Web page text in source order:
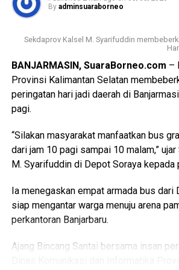
meminta penjelasan secara transparan
Asam Asam terkait kendala yang terjadi
sekaligus kepastian waktu kapan
Menanggapi hal tersebut, Senior
Power UBP Asam Asam, Fajar
terima kasih atas kunjungan
kondisi sistem kelistrikan saat ini. Fajar
bahwa pemadaman terpaksa dilakukan
kelistrikan sedang mengalami defisit
terduga pada salah satu unit
dengan jadwal pemeliharaan
yang harus dilakukan demi mencegah
By adminsuaraborneo
Sekdaprov Kalsel M. Syarifuddin
BANJARMASIN, SuaraBorneo.com –
Provinsi Kalimantan Selatan
peringatan hari jadi daerah di
pagi.
“Silakan masyarakat manfaatkan bus
dari jam 10 pagi sampai 10 malam,”
M. Syarifuddin di Depot Soraya kepada
Ia menegaskan empat armada bus dari
siap mengantar warga menuju arena
perkantoran Banjarbaru.
Ajang Bincang Santai bersama insan